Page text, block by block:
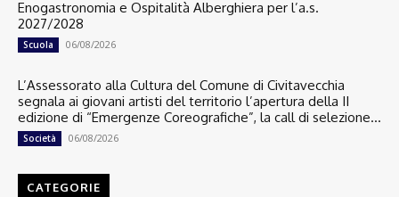
Enogastronomia e Ospitalità Alberghiera per l’a.s.
2027/2028
Scuola 06/08/2026
L’Assessorato alla Cultura del Comune di Civitavecchia
segnala ai giovani artisti del territorio l’apertura della II
edizione di “Emergenze Coreografiche”, la call di selezione...
Società 06/08/2026
CATEGORIE